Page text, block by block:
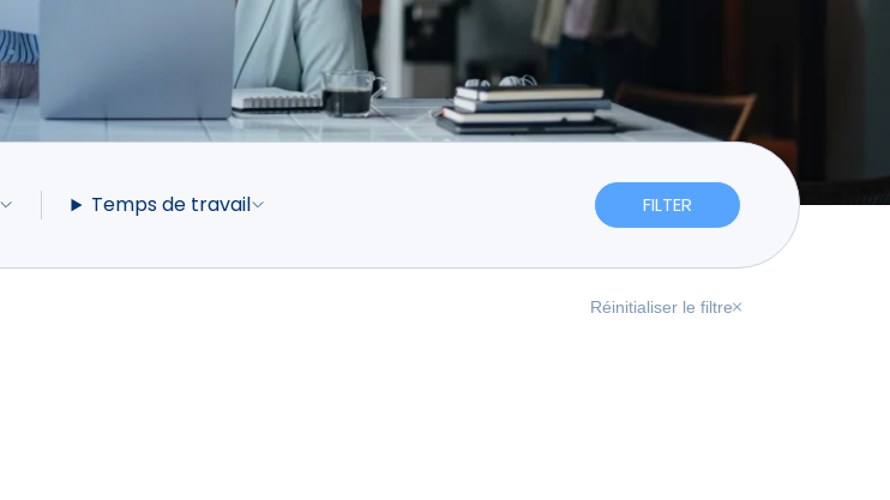
Temps de travail
Réinitialiser le filtre